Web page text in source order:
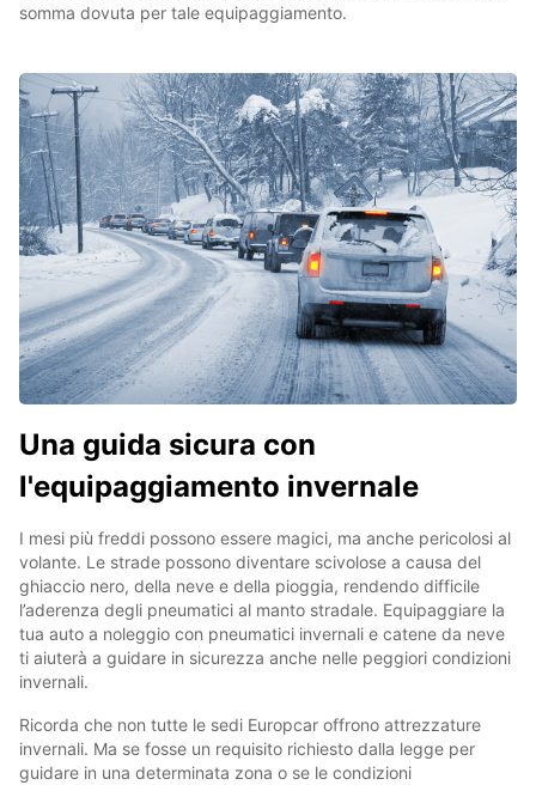
somma dovuta per tale equipaggiamento.
Una guida sicura con
l'equipaggiamento invernale
I mesi più freddi possono essere magici, ma anche pericolosi al
volante. Le strade possono diventare scivolose a causa del
ghiaccio nero, della neve e della pioggia, rendendo difficile
l’aderenza degli pneumatici al manto stradale. Equipaggiare la
tua auto a noleggio con pneumatici invernali e catene da neve
ti aiuterà a guidare in sicurezza anche nelle peggiori condizioni
invernali.
Ricorda che non tutte le sedi Europcar offrono attrezzature
invernali. Ma se fosse un requisito richiesto dalla legge per
guidare in una determinata zona o se le condizioni